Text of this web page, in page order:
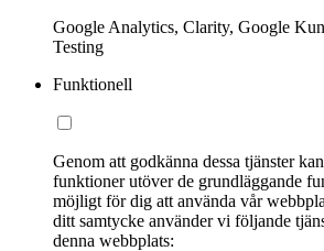
Google Analytics, Clarity, Google
Testing
Funktionell
Genom att godkänna dessa tjänster
funktioner utöver de grundläggande
möjligt för dig att använda vår
ditt samtycke använder vi följande
denna webbplats: